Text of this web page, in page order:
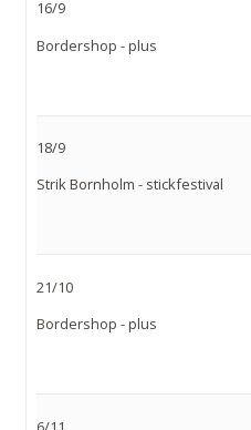
Kontaktformulär
16/9
Bordershop - plus
18/9
Strik Bornholm - stickfestival
21/10
Bordershop - plus